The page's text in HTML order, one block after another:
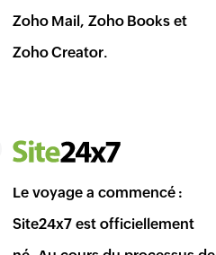
Zoho Mail, Zoho Books et
Zoho Creator.
Le voyage a commencé :
Site24x7 est officiellement